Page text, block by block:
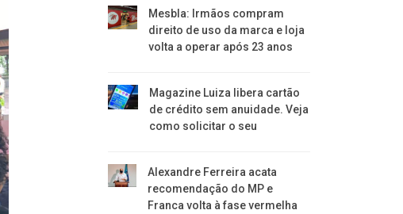
Mesbla: Irmãos compram
direito de uso da marca e loja
volta a operar após 23 anos
Magazine Luiza libera cartão
de crédito sem anuidade. Veja
como solicitar o seu
Alexandre Ferreira acata
recomendação do MP e
Franca volta à fase vermelha